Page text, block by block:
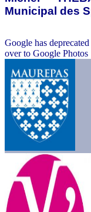
Municipal des
Google has
over to Google Photos